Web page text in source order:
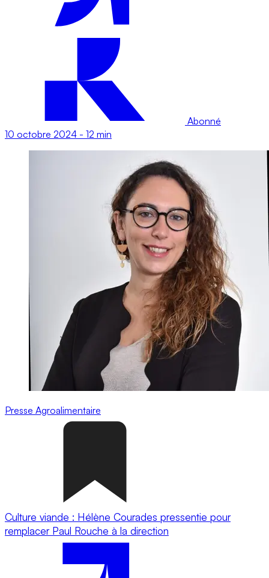
Abonné
10 octobre 2024 - 12 min
Presse Agroalimentaire
Culture viande : Hélène Courades pressentie pour
remplacer Paul Rouche à la direction